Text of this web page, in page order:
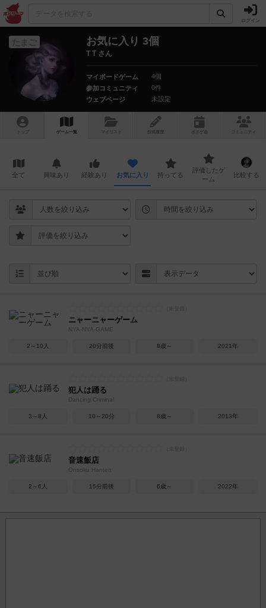
ログイン
お気に入り 3個
T T さん
マイボードゲーム
4個
参加コミュニティ
0件
ウェブページ
未設定
トップ ゲーム一覧 マイリスト 投稿履歴 ボ ドゲ コミュニティ
全て 興味あり 経験あり お気に入り 持ってる
評価したゲ
ーム
比較する
ニャーニャーゲーム
NYA-NYA-GAME
2～10人 20分前後 8歳～ 2021年
犯人は踊る
Dancing Criminal
3～8人 10～20分 8歳～ 2013年
音速飯店
Onsoku Hanten
2～6人 15分前後 6歳～ 2022年